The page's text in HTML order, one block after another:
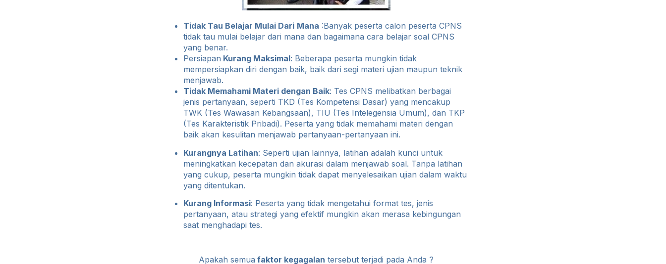
Tidak Tau Belajar Mulai Dari Mana :Banyak peserta calon peserta CPNS
tidak tau mulai belajar dari mana dan bagaimana cara belajar soal CPNS
yang benar.
Persiapan Kurang Maksimal: Beberapa peserta mungkin tidak
mempersiapkan diri dengan baik, baik dari segi materi ujian maupun teknik
menjawab.
Tidak Memahami Materi dengan Baik: Tes CPNS melibatkan berbagai
jenis pertanyaan, seperti TKD (Tes Kompetensi Dasar) yang mencakup
TWK (Tes Wawasan Kebangsaan), TIU (Tes Intelegensia Umum), dan TKP
(Tes Karakteristik Pribadi). Peserta yang tidak memahami materi dengan
baik akan kesulitan menjawab pertanyaan-pertanyaan ini.
Kurangnya Latihan: Seperti ujian lainnya, latihan adalah kunci untuk
meningkatkan kecepatan dan akurasi dalam menjawab soal. Tanpa latihan
yang cukup, peserta mungkin tidak dapat menyelesaikan ujian dalam waktu
yang ditentukan.
Kurang Informasi: Peserta yang tidak mengetahui format tes, jenis
pertanyaan, atau strategi yang efektif mungkin akan merasa kebingungan
saat menghadapi tes.
Apakah semua faktor kegagalan tersebut terjadi pada Anda ?